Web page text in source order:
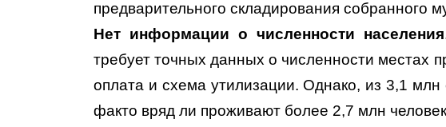
предварительного складирования собранного
Нет информации о численности населения
требует точных данных о численности местах
оплата и схема утилизации. Однако, из 3,1
факто вряд ли проживают более 2,7 млн